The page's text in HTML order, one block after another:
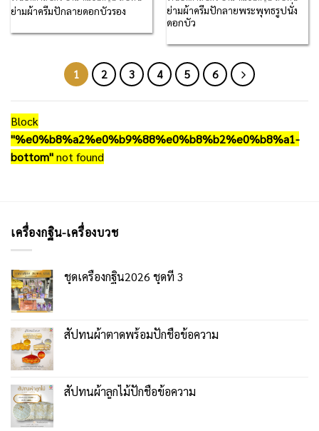
ย่ามผ้าครีมปักลายดอกบัวรอง
ย่ามผ้าครีมปักลายพระพุทธรูปนั่ง
ดอกบัว
1 2 3 4 5 6
Block
"%e0%b8%a2%e0%b9%88%e0%b8%b2%e0%b8%a1-
bottom"not found
เครื่องกฐิน-เครื่องบวช
ชุดเครื่องกฐิน2026 ชุดที่ 3
สัปทนผ้าตาดพร้อมปักชื่อข้อความ
สัปทนผ้าลูกไม้ปักชื่อข้อความ